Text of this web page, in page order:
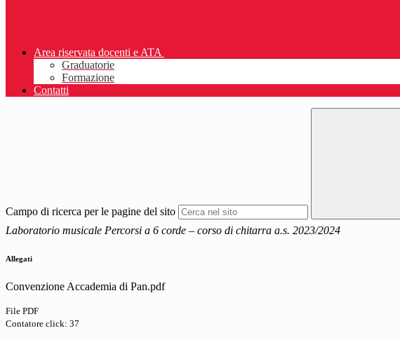
Area riservata docenti e ATA
Graduatorie
Formazione
Contatti
Campo di ricerca per le pagine del sito
Laboratorio musicale Percorsi a 6 corde – corso di chitarra a.s. 2023/2024
Allegati
Convenzione Accademia di Pan.pdf
File PDF
Contatore click: 37